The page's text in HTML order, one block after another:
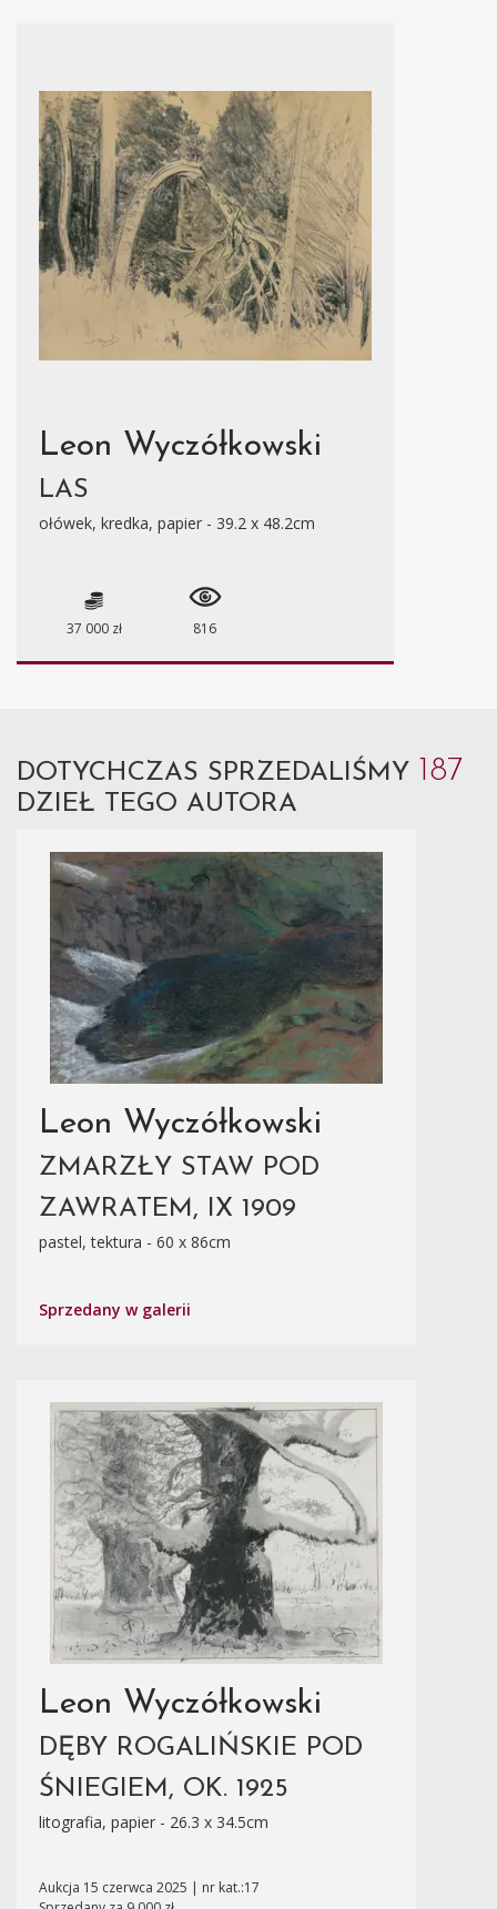
Leon Wyczółkowski
LAS
ołówek, kredka, papier - 39.2 x 48.2cm
37 000 zł 816
DOTYCHCZAS SPRZEDALIŚMY 187
DZIEŁ TEGO AUTORA
Leon Wyczółkowski
ZMARZŁY STAW POD
ZAWRATEM, IX 1909
pastel, tektura - 60 x 86cm
Sprzedany w galerii
Leon Wyczółkowski
DĘBY ROGALIŃSKIE POD
ŚNIEGIEM, OK. 1925
litografia, papier - 26.3 x 34.5cm
Aukcja 15 czerwca 2025 | nr kat.:17